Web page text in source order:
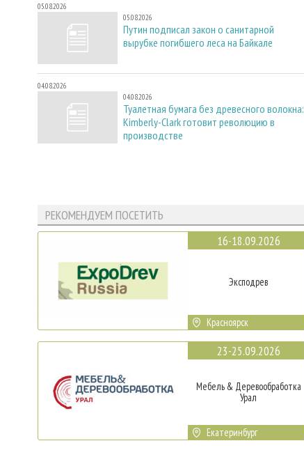
05.08.2026
05.08.2026
Путин подписал закон о санитарной
вырубке погибшего леса на Байкале
04.08.2026
04.08.2026
Туалетная бумага без древесного волокна:
Kimberly-Clark готовит революцию в
производстве
РЕКОМЕНДУЕМ ПОСЕТИТЬ
16-18.09.2026
Эксподрев
Красноярск
23-25.09.2026
Мебель & Деревообработка
Урал
Екатеринбург